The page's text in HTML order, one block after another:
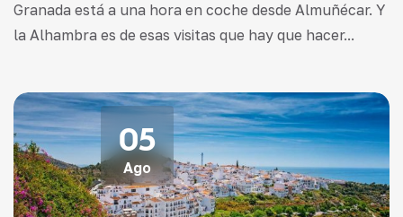
Granada está a una hora en coche desde Almuñécar. Y
la Alhambra es de esas visitas que hay que hacer...
05
Ago